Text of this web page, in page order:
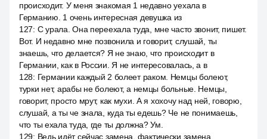
происходит. У меня знакомая 1 недавно уехала в
Германию. 1 очень интересная девушка из
127: С урала. Она переехала туда, мне часто звонит, пишет.
Вот. И недавно мне позвонила и говорит, слушай, ты
знаешь, что делается? Я не знаю, что происходит в
Германии, как в России. Я не интересовалась, а в
128: Германии каждый 2 болеет раком. Немцы болеют,
турки нет, арабы не болеют, а немцы больные. Немцы,
говорит, просто мрут, как мухи. А я хохочу над ней, говорю,
слушай, а ты че знала, куда ты едешь? Че не понимаешь,
что ты ехала туда, где ты должна? Ум.
129: Ведь идёт сейчас замена, фактически замена